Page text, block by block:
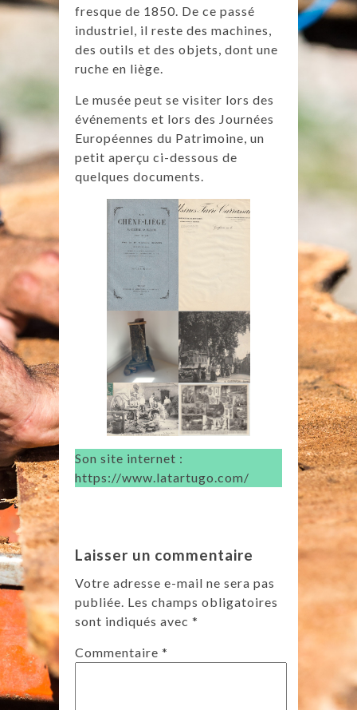
fresque de 1850. De ce passé
industriel, il reste des machines,
des outils et des objets, dont une
ruche en liège.
Le musée peut se visiter lors des
événements et lors des Journées
Européennes du Patrimoine, un
petit aperçu ci-dessous de
quelques documents.
Son site internet :
https://www.latartugo.com/
Laisser un commentaire
Votre adresse e-mail ne sera pas
publiée. Les champs obligatoires
sont indiqués avec *
Commentaire *